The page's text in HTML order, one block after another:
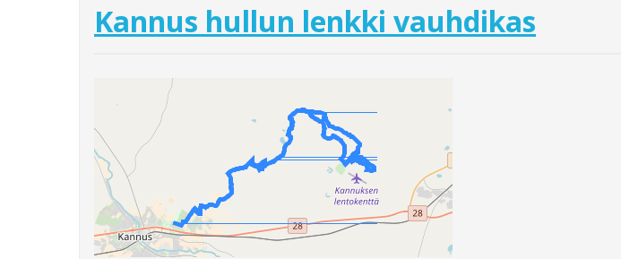
Kannus hullun lenkki vauhdikas